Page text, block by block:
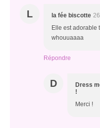
L la fée biscotte
Elle est adorable
whouuaaaa
Répondre
D
Dress
!
Merci !